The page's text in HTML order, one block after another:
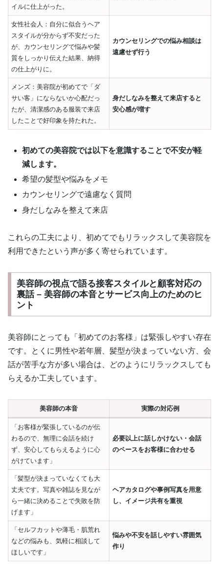
イルに仕上がった。
女性社会人：自分に似合うヘア
スタイルが分からず不安だった
が、カウンセリングで悩みや髪
質をしっかり伝えた結果、納得
の仕上がりに。
カウンセリングでの悩み相談は
遠慮せず行う
メンズ：美容院が初めてで「ダ
サい客」にならないか心配だっ
たが、清潔感のある服装で来店
したことで好印象を持たれた。
身だしなみを整えて来店すると
安心感が増す
初めての美容院では以下を意識することで不安が軽
減します。
希望の髪型や悩みをメモ
カウンセリングで遠慮なく質問
身だしなみを整えて来店
これらの工夫により、初めてでもリラックスして美容院を
利用できたという声が多く寄せられています。
美容師の視点で語る接客スタイルと顧客対応の
裏話 – 美容師の本音とサービス向上のためのヒ
ント
美容師にとっても「初めてのお客様」は緊張しやすい存在
です。とくに男性や若年層、髪型が決まっていない方、会
話が苦手な方が多い場合は、どのようにリラックスしても
らえるか工夫しています。
美容師の本音 実際の対応例
「お客様が緊張しているのが伝
わるので、無理に会話を続け
ず、安心してもらえるように心
がけています」
必要以上に話しかけない・会話
のペースをお客様に合わせる
「髪型が決まっていなくても大
丈夫です。写真や雑誌を見なが
ら一緒に決めることで失敗を防
げます」
ヘアカタログや事例写真を用意
し、イメージ共有を重視
「セルフカットや薄毛・肌荒れ
などの悩みも、気軽に相談して
ほしいです」
悩みや不安を話しやすい雰囲気
作り